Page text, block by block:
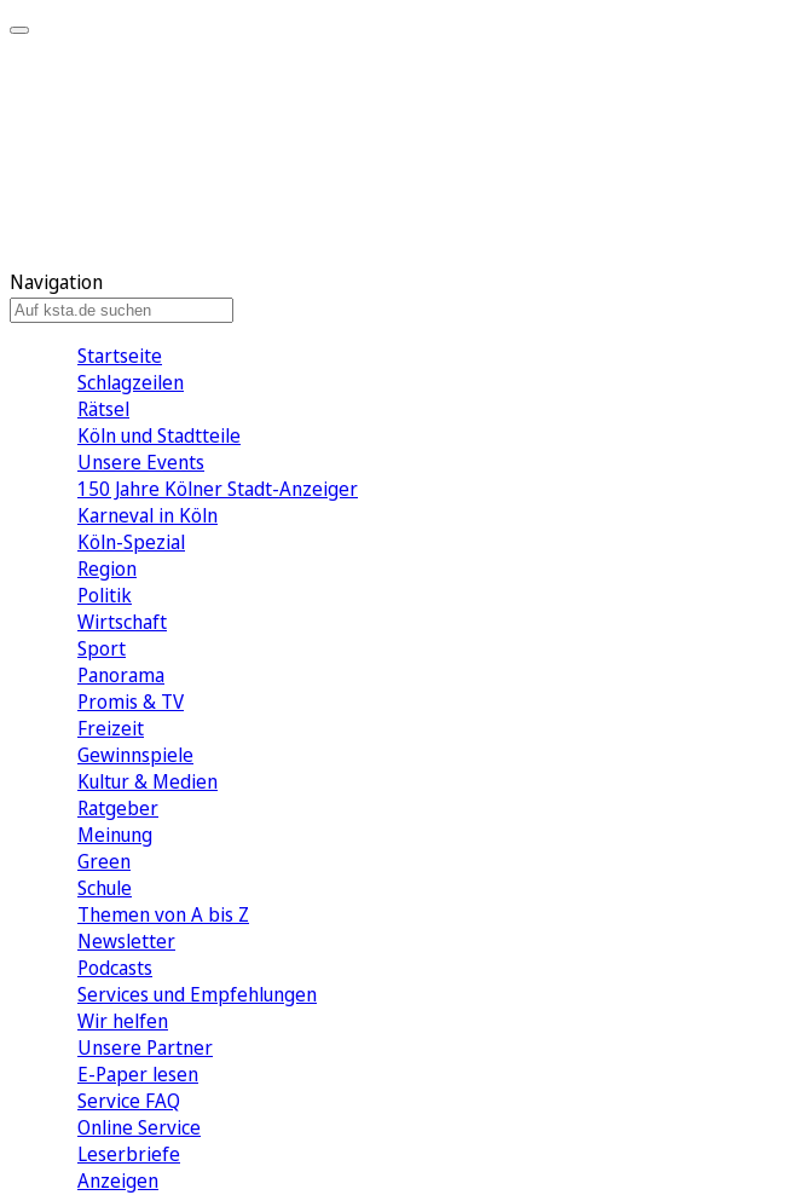
Navigation
Startseite
Schlagzeilen
Rätsel
Köln und Stadtteile
Unsere Events
150 Jahre Kölner Stadt-Anzeiger
Karneval in Köln
Köln-Spezial
Region
Politik
Wirtschaft
Sport
Panorama
Promis & TV
Freizeit
Gewinnspiele
Kultur & Medien
Ratgeber
Meinung
Green
Schule
Themen von A bis Z
Newsletter
Podcasts
Services und Empfehlungen
Wir helfen
Unsere Partner
E-Paper lesen
Service FAQ
Online Service
Leserbriefe
Anzeigen